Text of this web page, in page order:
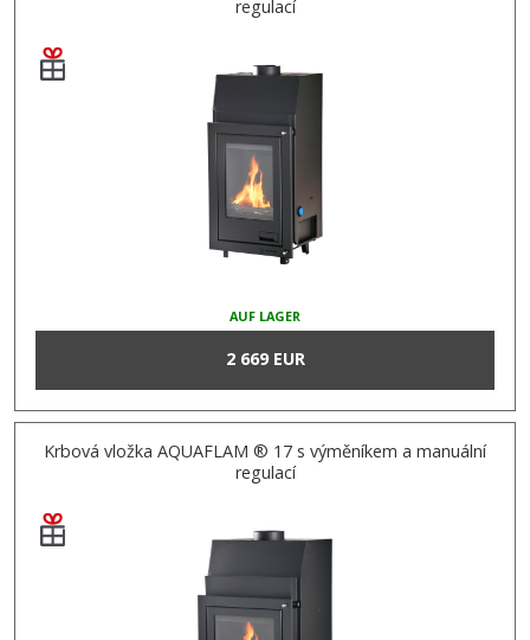
regulací
AUF LAGER
2 669 EUR
Krbová vložka AQUAFLAM ® 17 s výměníkem a manuální
regulací